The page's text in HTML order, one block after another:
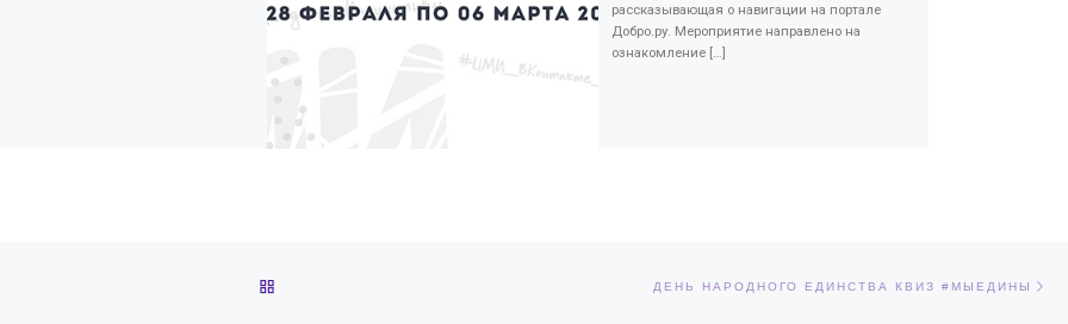
рассказывающая о навигации на портале
Добро.ру. Мероприятие направлено на
ознакомление […]
ДЕНЬ НАРОДНОГО ЕДИНСТВА КВИЗ #МЫЕДИНЫ